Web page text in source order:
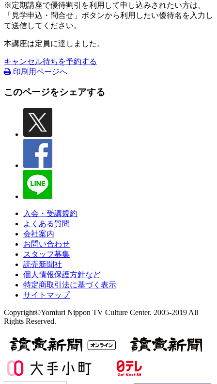
※定期講座で優待割引を利用して申し込みされたい方は、
「見学申込・問合せ」ボタンから利用したい優待名を入力し
て送信してください。
本講座は定員に達しました。
キャンセル待ちを予約する
印刷用ページへ
このページをシェアする
入会・受講規約
よくある質問
会社案内
お問い合わせ
スタッフ募集
読売新聞社
個人情報保護方針など
特定商取引法に基づく表示
サイトマップ
Copyright©Yomiuri Nippon TV Culture Center. 2005-2019 All
Rights Reserved.